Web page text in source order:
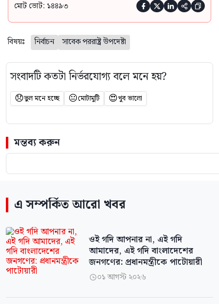
মোট ভোট: ১৪৪৯৩     
বিষয়ঃ নির্বাচন সাবেক পররাষ্ট্র উপদেষ্টা
সংবাদটি কতটা নির্ভরযোগ্য বলে মনে হয়?
😞ভুল মনে হচ্ছে 😐মোটামুটি 😍খুব ভালো
মন্তব্য করুন
এ সম্পর্কিত আরো খবর
ওই গদি আপনার না, এই গদি
আমাদের, এই গদি বাংলাদেশের
জনগণের: প্রধানমন্ত্রীকে পাটোয়ারী
০১ আগস্ট ২০২৬